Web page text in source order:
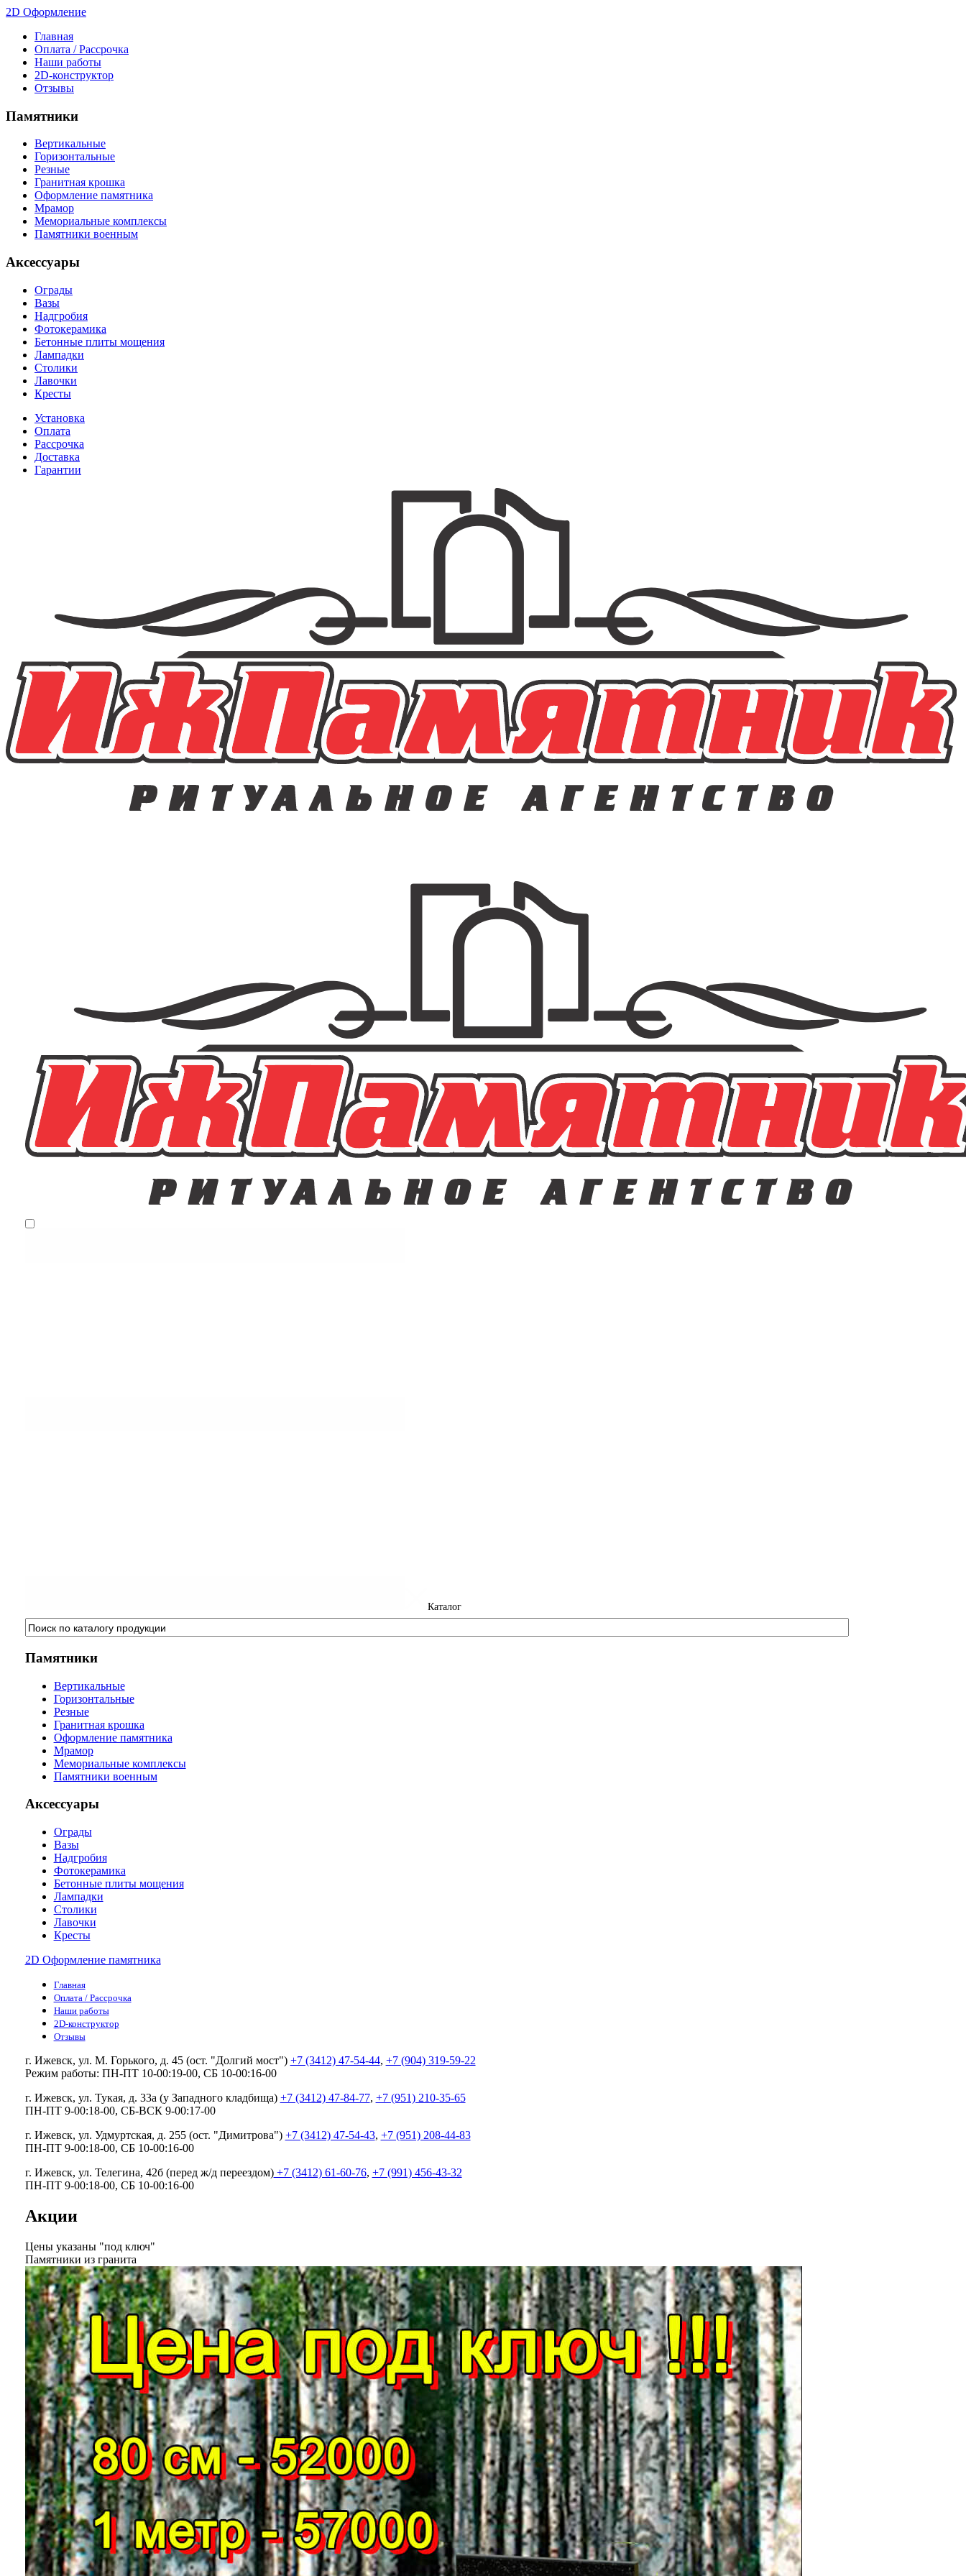
2D Оформление
Главная
Оплата / Рассрочка
Наши работы
2D-конструктор
Отзывы
Памятники
Вертикальные
Горизонтальные
Резные
Гранитная крошка
Оформление памятника
Мрамор
Мемориальные комплексы
Памятники военным
Аксессуары
Ограды
Вазы
Надгробия
Фотокерамика
Бетонные плиты мощения
Лампадки
Столики
Лавочки
Кресты
Установка
Оплата
Рассрочка
Доставка
Гарантии
Каталог
Памятники
Вертикальные
Горизонтальные
Резные
Гранитная крошка
Оформление памятника
Мрамор
Мемориальные комплексы
Памятники военным
Аксессуары
Ограды
Вазы
Надгробия
Фотокерамика
Бетонные плиты мощения
Лампадки
Столики
Лавочки
Кресты
2D Оформление памятника
Главная
Оплата / Рассрочка
Наши работы
2D-конструктор
Отзывы
г. Ижевск, ул. М. Горького, д. 45 (ост. "Долгий мост") +7 (3412) 47-54-44, +7 (904) 319-59-22
Режим работы: ПН-ПТ 10-00:19-00, СБ 10-00:16-00
г. Ижевск, ул. Тукая, д. 33а (у Западного кладбища) +7 (3412) 47-84-77, +7 (951) 210-35-65
ПН-ПТ 9-00:18-00, СБ-ВСК 9-00:17-00
г. Ижевск, ул. Удмуртская, д. 255 (ост. "Димитрова") +7 (3412) 47-54-43, +7 (951) 208-44-83
ПН-ПТ 9-00:18-00, СБ 10-00:16-00
г. Ижевск, ул. Телегина, 42б (перед ж/д переездом)+7 (3412) 61-60-76, +7 (991) 456-43-32
ПН-ПТ 9-00:18-00, СБ 10-00:16-00
Акции
Цены указаны "под ключ"
Памятники из гранита